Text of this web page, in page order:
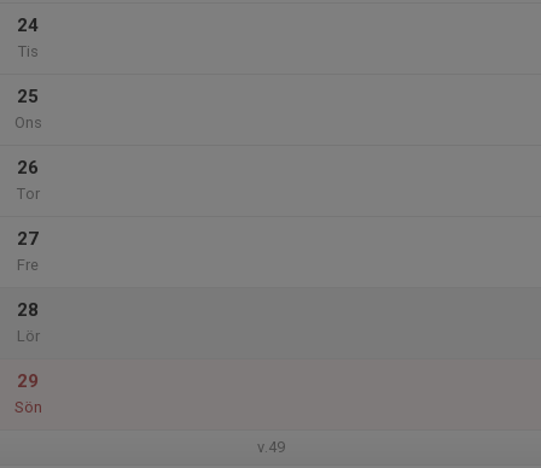
24
Tis
25
Ons
26
Tor
27
Fre
28
Lör
29
Sön
v.49